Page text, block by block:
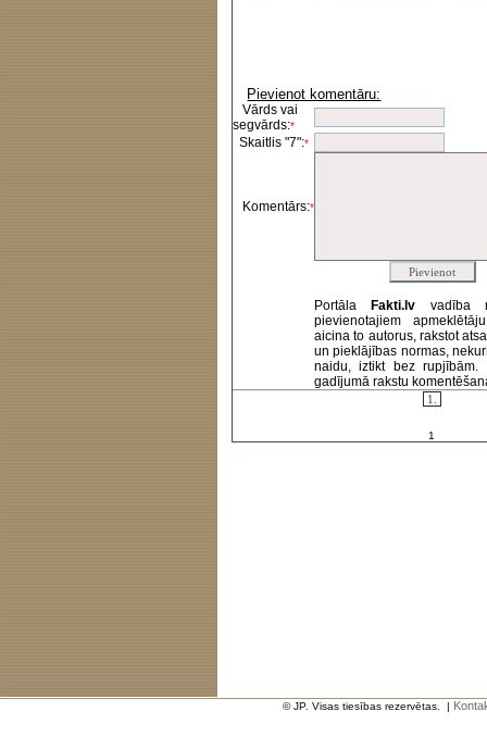
Pievienot komentāru:
Vārds vai
segvārds:*
Skaitlis "7":*
Komentārs:*
Portāla Fakti.lv vadība
pievienotajiem
aicina to autorus, rakstot
un pieklājības normas,
naidu, iztikt bez rupjībām.
gadījumā rakstu
1.
1
© JP. Visas tiesības rezervētas. |